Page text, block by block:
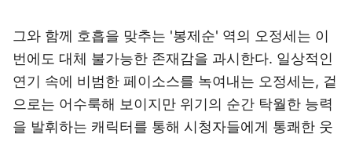
그와 함께 호흡을 맞추는 '봉제순' 역의 오정세는 이
번에도 대체 불가능한 존재감을 과시한다. 일상적인
연기 속에 비범한 페이소스를 녹여내는 오정세는, 겉
으로는 어수룩해 보이지만 위기의 순간 탁월한 능력
을 발휘하는 캐릭터를 통해 시청자들에게 통쾌한 웃